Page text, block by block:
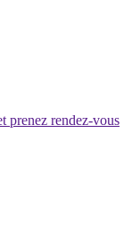
prenez rendez-vous